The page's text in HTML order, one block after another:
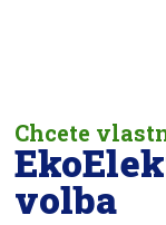
Chcete
volba